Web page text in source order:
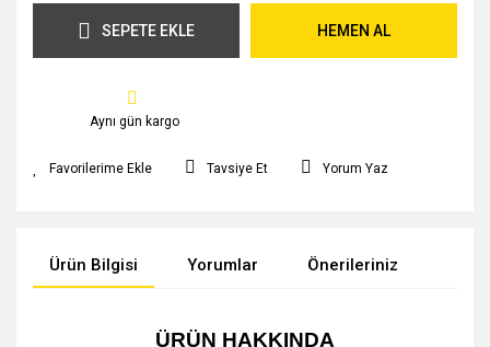
SEPETE EKLE HEMEN AL
Aynı gün kargo
Tavsiye Et Yorum Yaz
Ürün Bilgisi Yorumlar Önerileriniz
ÜRÜN HAKKINDA